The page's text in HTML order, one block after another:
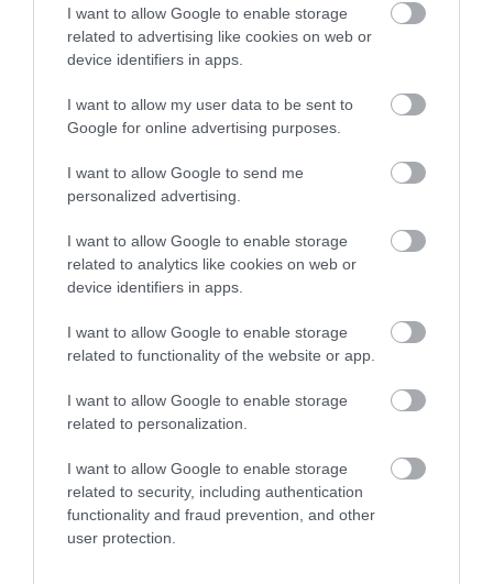
I want to allow Google to enable storage
related to advertising like cookies on web or
device identifiers in apps.
I want to allow my user data to be sent to
Google for online advertising purposes.
I want to allow Google to send me
personalized advertising.
I want to allow Google to enable storage
related to analytics like cookies on web or
device identifiers in apps.
I want to allow Google to enable storage
related to functionality of the website or app.
I want to allow Google to enable storage
related to personalization.
I want to allow Google to enable storage
related to security, including authentication
functionality and fraud prevention, and other
user protection.
Αυτό είναι το θαυματουργό έλαιο που
προστατεύει από το Αλτχάιμερ
Το τρόφιμο που θωρακίζει «αθόρυβα»